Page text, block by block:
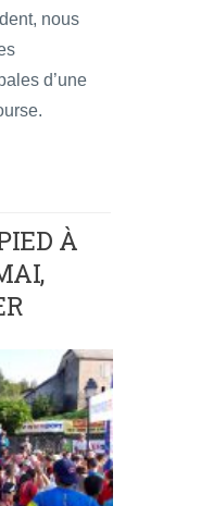
nous
d’une
À